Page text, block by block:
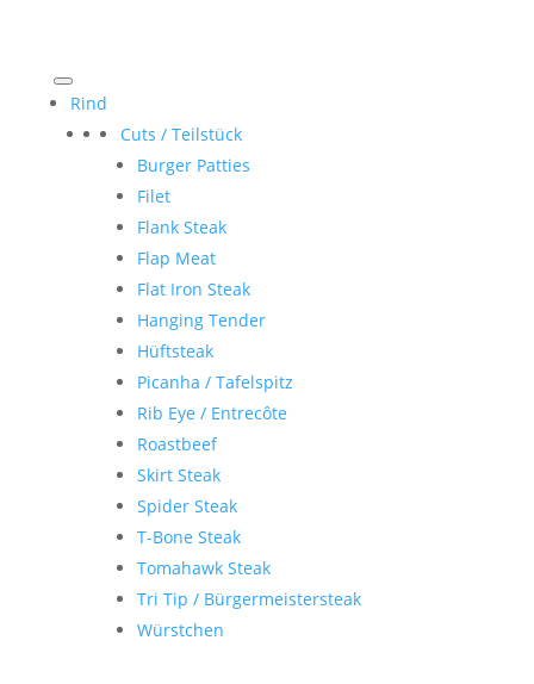
Rind
Cuts / Teilstück
Burger Patties
Filet
Flank Steak
Flap Meat
Flat Iron Steak
Hanging Tender
Hüftsteak
Picanha / Tafelspitz
Rib Eye / Entrecôte
Roastbeef
Skirt Steak
Spider Steak
T-Bone Steak
Tomahawk Steak
Tri Tip / Bürgermeistersteak
Würstchen